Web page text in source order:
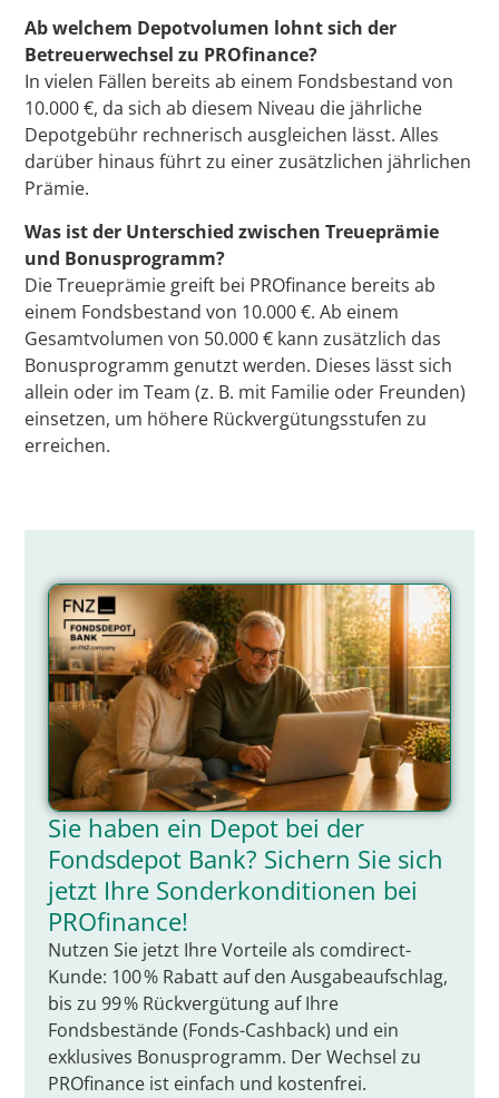
Ab welchem Depotvolumen lohnt sich der
Betreuerwechsel zu PROfinance?
In vielen Fällen bereits ab einem Fondsbestand von
10.000 €, da sich ab diesem Niveau die jährliche
Depotgebühr rechnerisch ausgleichen lässt. Alles
darüber hinaus führt zu einer zusätzlichen jährlichen
Prämie.
Was ist der Unterschied zwischen Treueprämie
und Bonusprogramm?
Die Treueprämie greift bei PROfinance bereits ab
einem Fondsbestand von 10.000 €. Ab einem
Gesamtvolumen von 50.000 € kann zusätzlich das
Bonusprogramm genutzt werden. Dieses lässt sich
allein oder im Team (z. B. mit Familie oder Freunden)
einsetzen, um höhere Rückvergütungsstufen zu
erreichen.
Sie haben ein Depot bei der
Fondsdepot Bank? Sichern Sie sich
jetzt Ihre Sonderkonditionen bei
PROfinance!
Nutzen Sie jetzt Ihre Vorteile als comdirect-
Kunde: 100 % Rabatt auf den Ausgabeaufschlag,
bis zu 99 % Rückvergütung auf Ihre
Fondsbestände (Fonds-Cashback) und ein
exklusives Bonusprogramm. Der Wechsel zu
PROfinance ist einfach und kostenfrei.